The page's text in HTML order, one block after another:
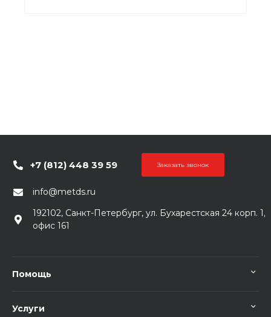
+7 (812) 448 39 59 Заказать звонок
info@metds.ru
192102, Санкт-Петербург, ул. Бухарестская 24 корп. 1,
офис 161
Помощь
Услуги